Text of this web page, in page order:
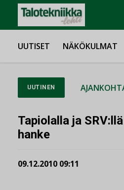
UUTISET NÄKÖKULMAT
UUTINEN
Tapiolalla ja
hanke
09.12.2010 09:11